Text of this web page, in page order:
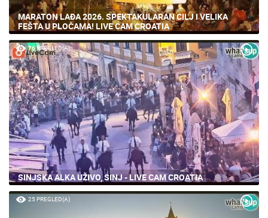
MARATON LAĐA 2026. SPEKTAKULARAN CILJ I VELIKA
FEŠTA U PLOČAMA! LIVE CAM CROATIA
76 PREGLED(A)
SINJSKA ALKA UŽIVO, SINJ - LIVE CAM CROATIA
25 PREGLED(A)